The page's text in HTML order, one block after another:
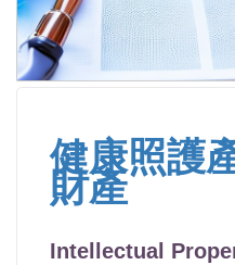
健康照護
財產
Intellectual